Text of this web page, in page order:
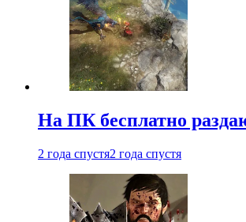
На ПК бесплатно
2 года спустя2 года спустя